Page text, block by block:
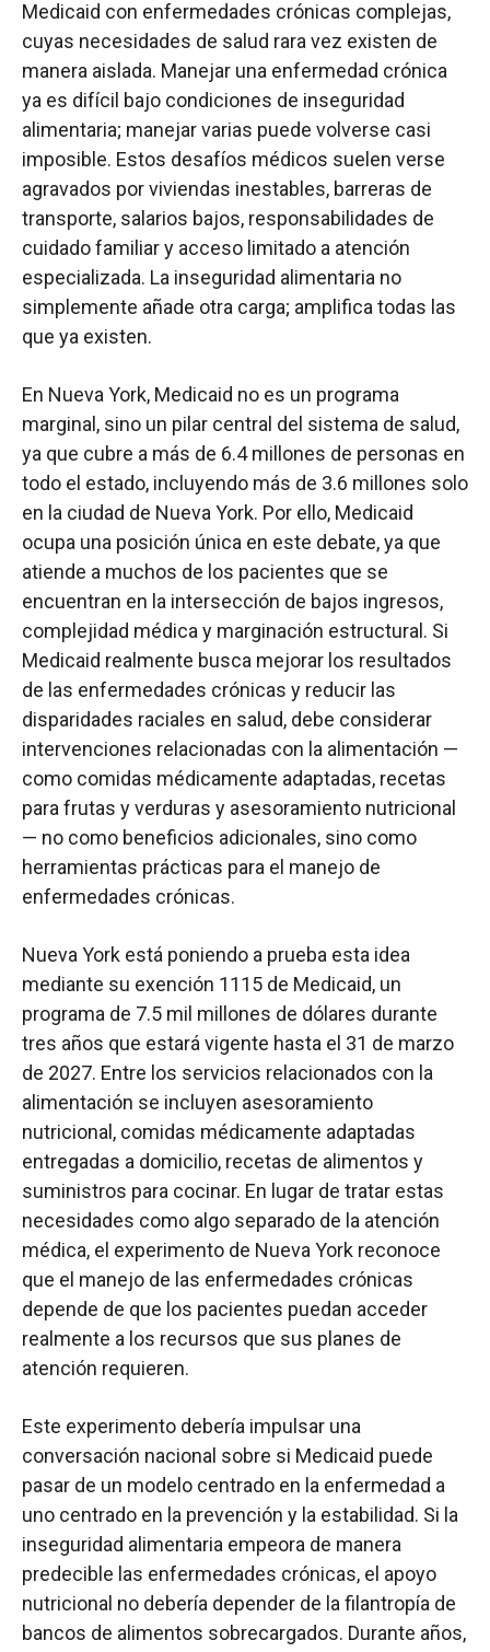
Medicaid con enfermedades crónicas complejas,
cuyas necesidades de salud rara vez existen de
manera aislada. Manejar una enfermedad crónica
ya es difícil bajo condiciones de inseguridad
alimentaria; manejar varias puede volverse casi
imposible. Estos desafíos médicos suelen verse
agravados por viviendas inestables, barreras de
transporte, salarios bajos, responsabilidades de
cuidado familiar y acceso limitado a atención
especializada. La inseguridad alimentaria no
simplemente añade otra carga; amplifica todas las
que ya existen.
En Nueva York, Medicaid no es un programa
marginal, sino un pilar central del sistema de salud,
ya que cubre a más de 6.4 millones de personas en
todo el estado, incluyendo más de 3.6 millones solo
en la ciudad de Nueva York. Por ello, Medicaid
ocupa una posición única en este debate, ya que
atiende a muchos de los pacientes que se
encuentran en la intersección de bajos ingresos,
complejidad médica y marginación estructural. Si
Medicaid realmente busca mejorar los resultados
de las enfermedades crónicas y reducir las
disparidades raciales en salud, debe considerar
intervenciones relacionadas con la alimentación —
como comidas médicamente adaptadas, recetas
para frutas y verduras y asesoramiento nutricional
— no como beneficios adicionales, sino como
herramientas prácticas para el manejo de
enfermedades crónicas.
Nueva York está poniendo a prueba esta idea
mediante su exención 1115 de Medicaid, un
programa de 7.5 mil millones de dólares durante
tres años que estará vigente hasta el 31 de marzo
de 2027. Entre los servicios relacionados con la
alimentación se incluyen asesoramiento
nutricional, comidas médicamente adaptadas
entregadas a domicilio, recetas de alimentos y
suministros para cocinar. En lugar de tratar estas
necesidades como algo separado de la atención
médica, el experimento de Nueva York reconoce
que el manejo de las enfermedades crónicas
depende de que los pacientes puedan acceder
realmente a los recursos que sus planes de
atención requieren.
Este experimento debería impulsar una
conversación nacional sobre si Medicaid puede
pasar de un modelo centrado en la enfermedad a
uno centrado en la prevención y la estabilidad. Si la
inseguridad alimentaria empeora de manera
predecible las enfermedades crónicas, el apoyo
nutricional no debería depender de la filantropía de
bancos de alimentos sobrecargados. Durante años,